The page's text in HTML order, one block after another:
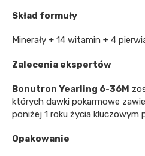
Skład formuły
Minerały + 14 witamin + 4
Zalecenia ekspertów
Bonutron Yearling 6-36M
których dawki pokarmowe
poniżej 1 roku życia kluczowym
Opakowanie